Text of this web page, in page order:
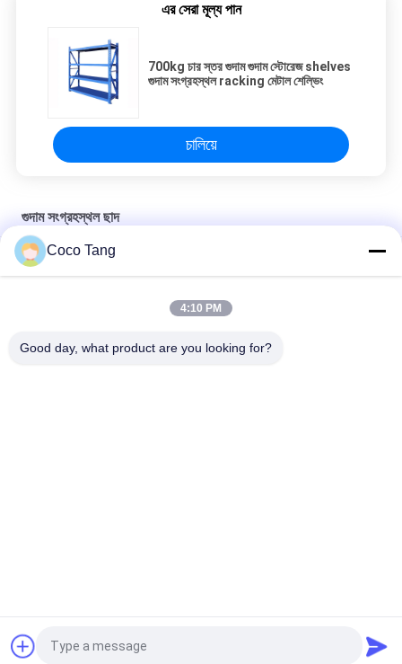
এর সেরা মূল্য পান
700kg চার স্তর গুদাম গুদাম স্টোরেজ shelves
গুদাম সংগ্রহস্থল racking মেটাল শেল্ভিং
চালিয়ে
গুদাম সংগ্রহস্থল ছাদ
ঠান্ডা ঘূর্ণিত ইস্পাত গুদাম স্টোরেজ তাক সামঞ্জস্যযোগ্য স্তর
Coco Tang
4:10 PM
Good day, what product are you looking for?